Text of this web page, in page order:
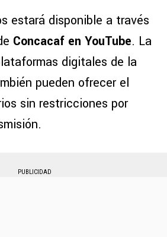
estará disponible a través
Concacaf en YouTube. La
digitales de la
pueden ofrecer el
sin restricciones por
PUBLICIDAD